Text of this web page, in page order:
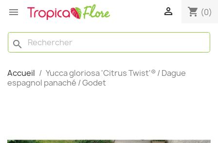
  shopping_cart (0)
search
Accueil
Yucca gloriosa 'Citrus Twist'® / Dague
espagnol panaché / Godet